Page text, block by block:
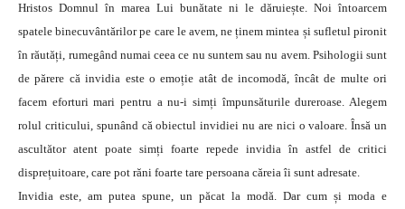
Hristos Domnul în marea Lui bunătate ni le dăruiește. Noi întoarcem
spatele binecuvântărilor pe care le avem, ne ținem mintea și sufletul pironit
în răutăți, rumegând numai ceea ce nu suntem sau nu avem. Psihologii sunt
de părere că invidia este o emoție atât de incomodă, încât de multe ori
facem eforturi mari pentru a nu-i simți împunsăturile dureroase. Alegem
rolul criticului, spunând că obiectul invidiei nu are nici o valoare. Însă un
ascultător atent poate simți foarte repede invidia în astfel de critici
disprețuitoare, care pot răni foarte tare persoana căreia îi sunt adresate.
Invidia este, am putea spune, un păcat la modă. Dar cum și moda e